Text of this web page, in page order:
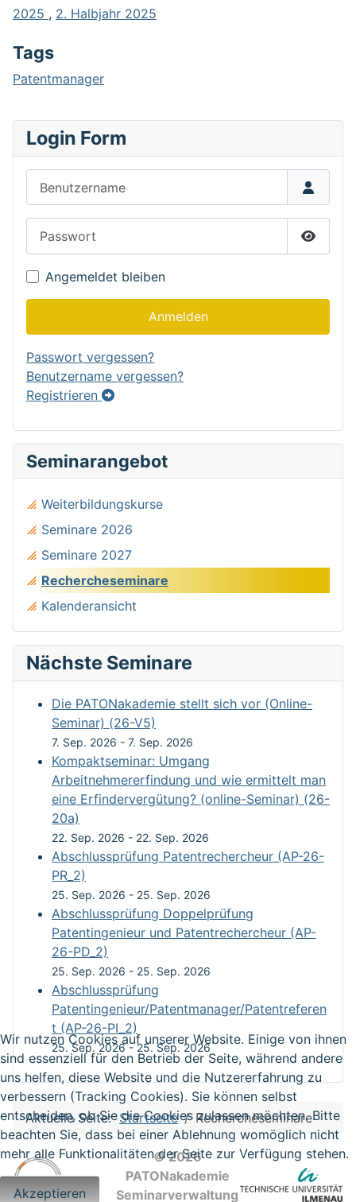
2025 , 2. Halbjahr 2025
Tags
Patentmanager
Login Form
Angemeldet bleiben
Anmelden
Passwort vergessen?
Benutzername vergessen?
Registrieren
Seminarangebot
Weiterbildungskurse
Seminare 2026
Seminare 2027
Rechercheseminare
Kalenderansicht
Nächste Seminare
Die PATONakademie stellt sich vor (Online-
Seminar) (26-V5)
7. Sep. 2026 - 7. Sep. 2026
Kompaktseminar: Umgang
Arbeitnehmererfindung und wie ermittelt man
eine Erfindervergütung? (online-Seminar) (26-
20a)
22. Sep. 2026 - 22. Sep. 2026
Abschlussprüfung Patentrechercheur (AP-26-
PR_2)
25. Sep. 2026 - 25. Sep. 2026
Abschlussprüfung Doppelprüfung
Patentingenieur und Patentrechercheur (AP-
26-PD_2)
25. Sep. 2026 - 25. Sep. 2026
Abschlussprüfung
Patentingenieur/Patentmanager/Patentreferen
t (AP-26-PI_2)
25. Sep. 2026-25. Sep. 2026
Aktuelle Seite:Startseite Rechercheseminare
© 2026
PATONakademie
Seminarverwaltung
Wir nutzen Cookies auf unserer Website. Einige von ihnen
sind essenziell für den Betrieb der Seite, während andere
uns helfen, diese Website und die Nutzererfahrung zu
verbessern (Tracking Cookies). Sie können selbst
entscheiden, ob Sie die Cookies zulassen möchten. Bitte
beachten Sie, dass bei einer Ablehnung womöglich nicht
mehr alle Funktionalitäten der Seite zur Verfügung stehen.
Akzeptieren